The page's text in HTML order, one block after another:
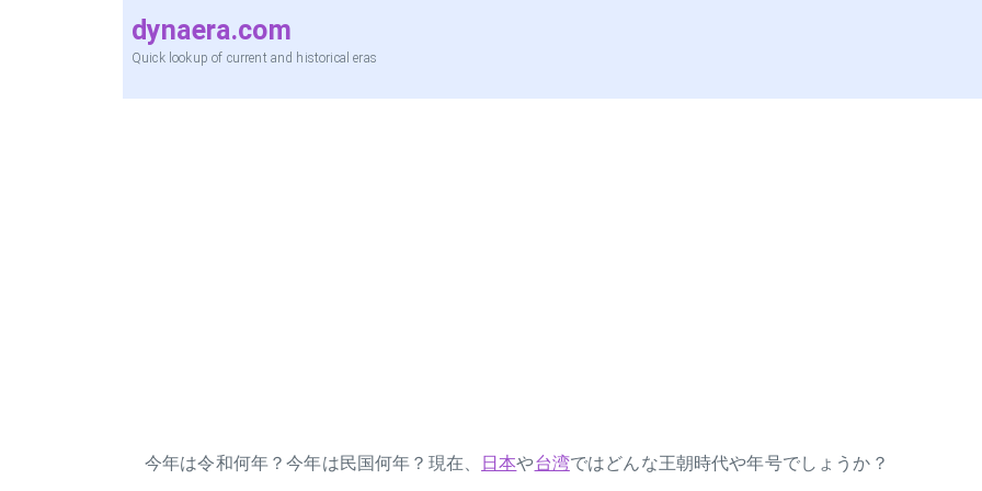
dynaera.com
Quick lookup of current and historical eras
今年は令和何年？今年は民国何年？現在、 日本や台湾ではどんな王朝時代や年号でしょうか？